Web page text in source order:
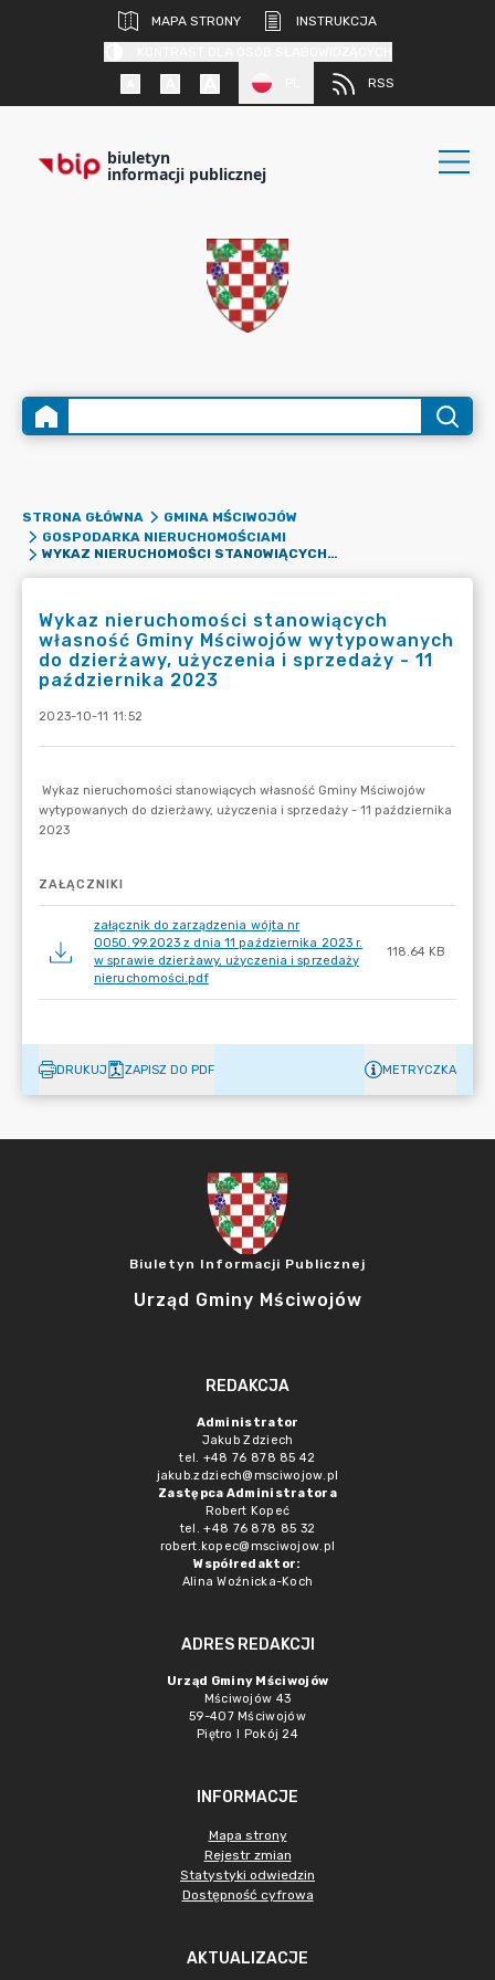
MAPA STRONY
INSTRUKCJA
RSS
biuletyn
informacji publicznej
STRONA GŁÓWNA
GMINA MŚCIWOJÓW
GOSPODARKA NIERUCHOMOŚCIAMI
WYKAZ NIERUCHOMOŚCI STANOWIĄCYCH WŁASNOŚĆ GMINY MŚCIWOJÓW WYTYPOWANYCH DO DZIERŻAWY, UŻYCZENIA I SPRZEDAŻY - 11 PAŹDZIERNIKA 2023
Wykaz nieruchomości stanowiących
własność Gminy Mściwojów wytypowanych
do dzierżawy, użyczenia i sprzedaży - 11
października 2023
2023-10-11 11:52
ZAŁĄCZNIKI
załącznik do zarządzenia wójta nr
0050.99.2023 z dnia 11 października 2023 r.
w sprawie dzierżawy, użyczenia i sprzedaży
nieruchomości.pdf
118.64 KB
DRUKUJ ZAPISZ DO PDF METRYCZKA
Biuletyn Informacji Publicznej
Urząd Gminy Mściwojów
REDAKCJA
Administrator
Jakub Zdziech
tel. +48 76 878 85 42
jakub.zdziech@msciwojow.pl
Zastępca Administratora
Robert Kopeć
tel. +48 76 878 85 32
robert.kopec@msciwojow.pl
Współredaktor:
Alina Woźnicka-Koch
ADRES REDAKCJI
Urząd Gminy Mściwojów
Mściwojów 43
59-407 Mściwojów
Piętro I Pokój 24
INFORMACJE
Mapa strony
Rejestr zmian
Statystyki odwiedzin
Dostępność cyfrowa
AKTUALIZACJE